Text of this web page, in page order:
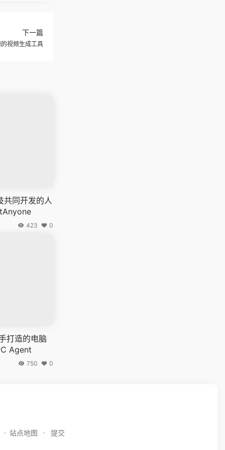
下一篇
视频生成工具
共同开发的人
423 0
打造的电脑
Agent
750 0
站点地图
提交